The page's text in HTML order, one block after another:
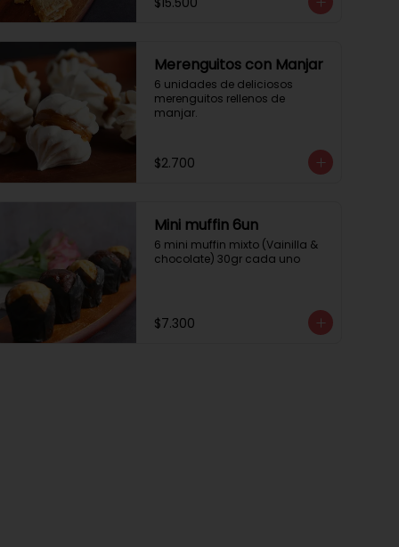
Merenguitos con Manjar
6 unidades de deliciosos
merenguitos rellenos de
manjar.
$2.700
Mini muffin 6un
6 mini muffin mixto (Vainilla &
chocolate) 30gr cada uno
$7.300